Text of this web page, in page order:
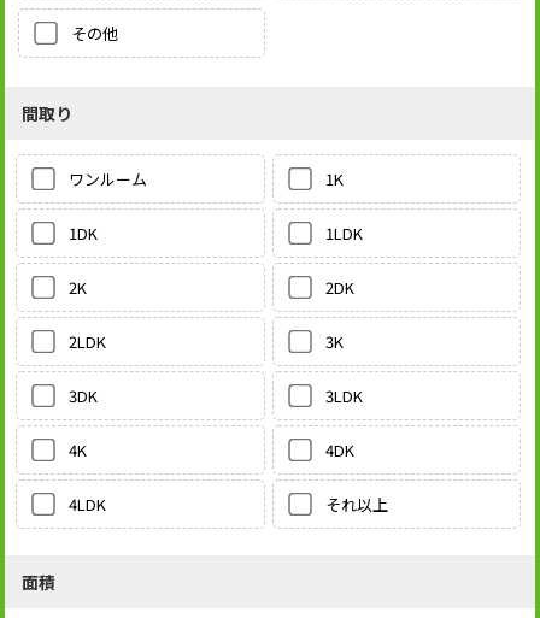
その他
間取り
ワンルーム 1K
1DK 1LDK
2K 2DK
2LDK 3K
3DK 3LDK
4K 4DK
4LDK それ以上
面積